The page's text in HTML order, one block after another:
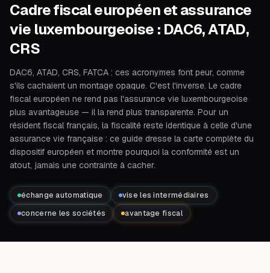
Cadre fiscal européen et assurance
vie luxembourgeoise : DAC6, ATAD,
CRS
DAC6, ATAD, CRS, FATCA : ces acronymes font peur, comme
s'ils cachaient un montage opaque. C'est l'inverse. Le cadre
fiscal européen ne rend pas l'assurance vie luxembourgeoise
plus avantageuse — il la rend plus transparente. Pour un
résident fiscal français, la fiscalité reste identique à celle d'une
assurance vie française : ce guide dresse la carte complète du
dispositif européen et montre pourquoi la conformité est un
atout, jamais une contrainte à cacher.
échange automatique
vise les intermédiaires
concerne les sociétés
avantage fiscal